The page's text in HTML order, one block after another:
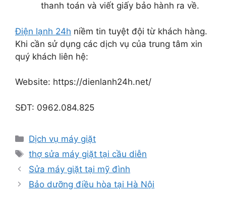
thanh toán và viết giấy bảo hành ra về.
Điện lạnh 24h niềm tin tuyệt đội từ khách hàng.
Khi cần sử dụng các dịch vụ của trung tâm xin
quý khách liên hệ:
Website: https://dienlanh24h.net/
SĐT: 0962.084.825
Danh
mục
Dịch vụ máy giặt
Thẻ
thợ sửa máy giặt tại cầu diễn
Sửa máy giặt tại mỹ đình
Bảo dưỡng điều hòa tại Hà Nội